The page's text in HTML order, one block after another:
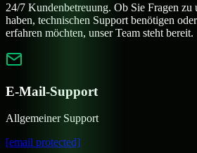
24/7 Kundenbetreuung. Ob Sie Fragen zu
haben, technischen Support benötigen
erfahren möchten, unser Team steht bereit.
E-Mail-Support
Allgemeiner Support
[email protected]